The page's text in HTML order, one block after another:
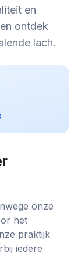
en
ontdek
lach.
onze
het
praktijk
iedere